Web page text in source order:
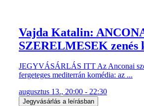
Vajda Katalin:
SZERELMESEK zenés
JEGYVÁSÁRLÁS ITT Az Anconai
fergeteges mediterrán komédia: az ...
augusztus 13., 20:00 - 22:30
Jegyvásárlás a leírásban